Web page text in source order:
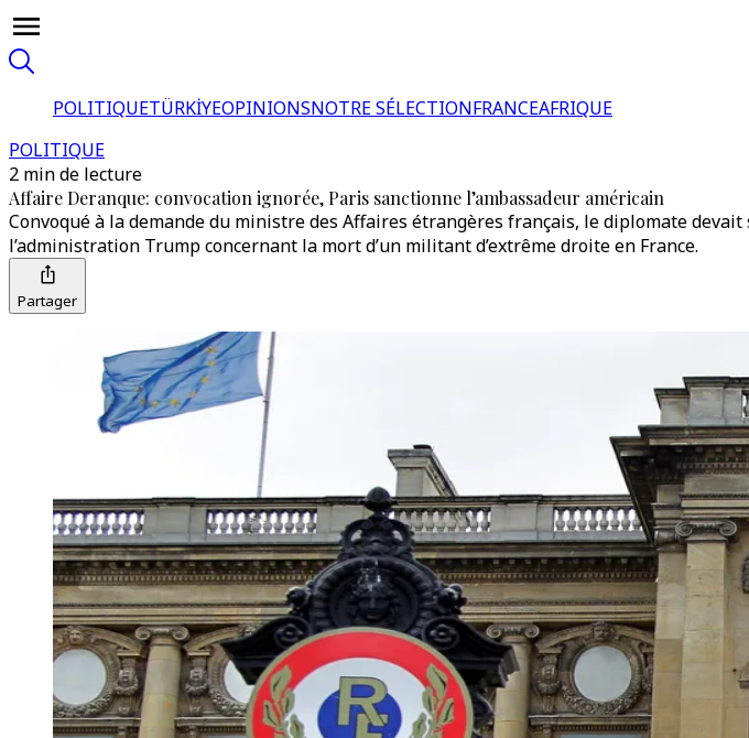
POLITIQUETÜRKİYEOPINIONSNOTRE SÉLECTIONFRANCEAFRIQUE
POLITIQUE
2 min de lecture
Affaire Deranque: convocation ignorée, Paris sanctionne l’ambassadeur américain
Convoqué à la demande du ministre des Affaires étrangères français, le diplomate
l’administration Trump concernant la mort d’un militant d’extrême droite en France.
Partager